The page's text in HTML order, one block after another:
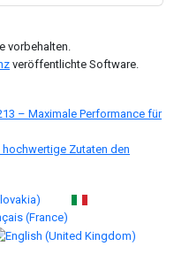
vorbehalten.
veröffentlichte Software.
– Maximale Performance für
Zutaten den